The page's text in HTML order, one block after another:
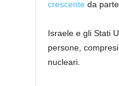
crescente da
Israele e gli Stati
persone,
nucleari.